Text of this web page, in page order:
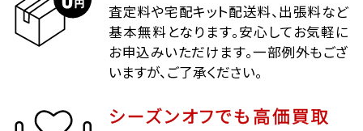
査定料や宅配キット配送料、出張料など
基本無料となります。安心してお気軽に
お申込みいただけます。一部例外もござ
いますが、ご了承ください。
シーズンオフでも高価買取